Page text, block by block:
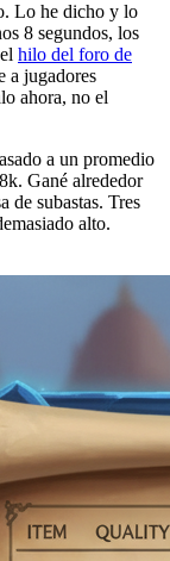
Lo he dicho y lo
8 segundos, los
hilo del foro de
a jugadores
ahora, no el
a un promedio
Gané alrededor
de subastas. Tres
alto.